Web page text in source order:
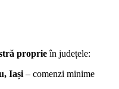
proprieîn județele:
Iași – comenzi minime